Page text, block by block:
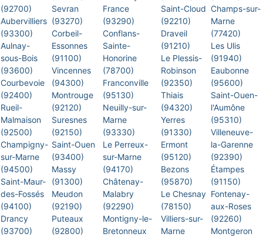
(92700)
Aubervilliers
(93300)
Aulnay-
sous-Bois
(93600)
Courbevoie
(92400)
Rueil-
Malmaison
(92500)
Champigny-
sur-Marne
(94500)
Saint-Maur-
des-Fossés
(94100)
Drancy
(93700)
Sevran
(93270)
Corbeil-
Essonnes
(91100)
Vincennes
(94300)
Montrouge
(92120)
Suresnes
(92150)
Saint-Ouen
(93400)
Massy
(91300)
Meudon
(92190)
Puteaux
(92800)
France
(93290)
Conflans-
Sainte-
Honorine
(78700)
Franconville
(95130)
Neuilly-sur-
Marne
(93330)
Le Perreux-
sur-Marne
(94170)
Châtenay-
Malabry
(92290)
Montigny-le-
Bretonneux
Saint-Cloud
(92210)
Draveil
(91210)
Le Plessis-
Robinson
(92350)
Thiais
(94320)
Yerres
(91330)
Ermont
(95120)
Bezons
(95870)
Le Chesnay
(78150)
Villiers-sur-
Marne
Champs-sur-
Marne
(77420)
Les Ulis
(91940)
Eaubonne
(95600)
Saint-Ouen-
l'Aumône
(95310)
Villeneuve-
la-Garenne
(92390)
Étampes
(91150)
Fontenay-
aux-Roses
(92260)
Montgeron